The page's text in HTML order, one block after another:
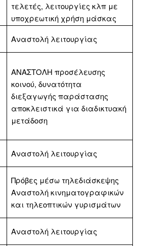
τελετές, λειτουργίες κλπ με
υποχρεωτική χρήση μάσκας
Αναστολή λειτουργίας
ΑΝΑΣΤΟΛΗ προσέλευσης
κοινού, δυνατότητα
διεξαγωγής παράστασης
αποκλειστικά για διαδικτυακή
μετάδοση
Αναστολή λειτουργίας
Πρόβες μέσω τηλεδιάσκεψης
Αναστολή κινηματογραφικών
και τηλεοπτικών γυρισμάτων
Αναστολή λειτουργίας